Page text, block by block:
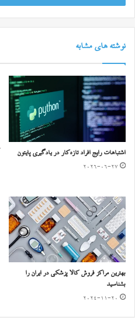
وارد
کنید
نوشته های مشابه
اشتباهات رایج افراد تازه‌کار در یادگیری پایتون
2026-06-27
بهترین مراکز فروش کالا پزشکی در ایران را
بشناسید
2024-11-20